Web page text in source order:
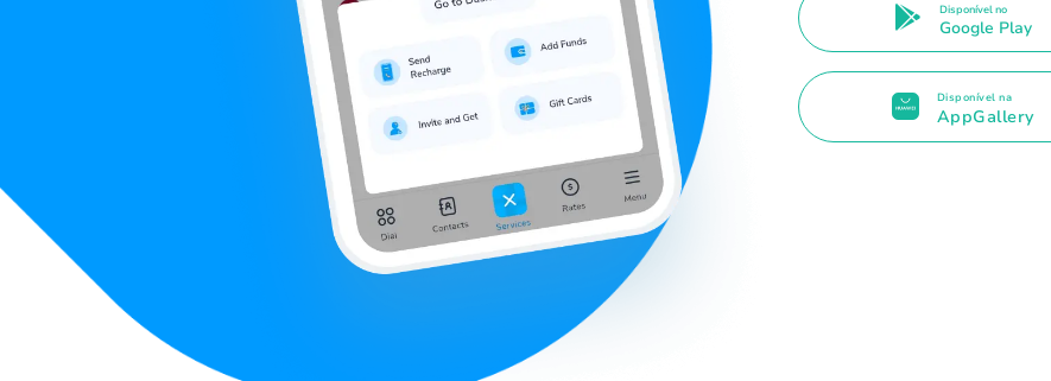
Disponível no
Google Play
Disponível na
AppGallery